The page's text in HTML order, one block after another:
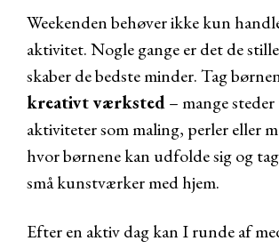
Weekenden behøver ikke kun
aktivitet. Nogle gange er det de
skaber de bedste minder. Tag
kreativt værksted– mange
aktiviteter som maling, perler eller
hvor børnene kan udfolde sig og
små kunstværker med hjem.
Efter en aktiv dag kan I runde af